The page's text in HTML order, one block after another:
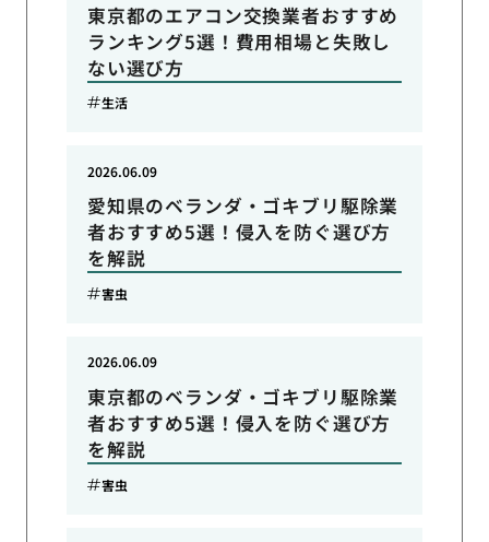
東京都のエアコン交換業者おすすめ
ランキング5選！費用相場と失敗し
ない選び方
生活
愛知県のベランダ・ゴキブリ駆除業
者おすすめ5選！侵入を防ぐ選び方
を解説
2026.06.09
害虫
東京都のベランダ・ゴキブリ駆除業
者おすすめ5選！侵入を防ぐ選び方
を解説
2026.06.09
害虫